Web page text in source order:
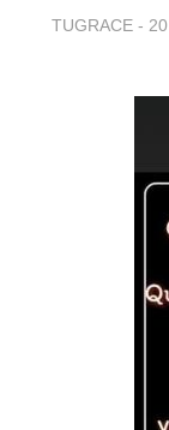
TUGRACE -